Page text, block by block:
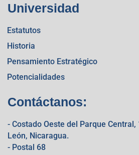
Universidad
Estatutos
Historia
Pensamiento Estratégico
Potencialidades
Contáctanos:
- Costado Oeste del Parque
León, Nicaragua.
- Postal 68